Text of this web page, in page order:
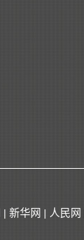
| 新华网 | 人民网